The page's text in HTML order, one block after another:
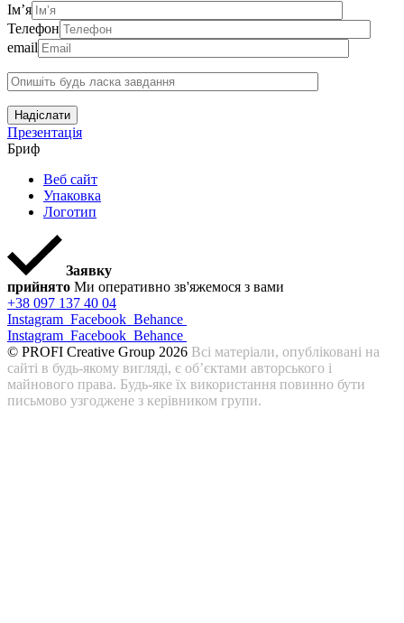
Ім’я
Телефон
email
Надіслати
Презентація
Бриф
Веб сайт
Упаковка
Логотип
Заявку
прийнято Ми оперативно зв'яжемося з вами
+38 097 137 40 04
Instagram Facebook Behance
Instagram Facebook Behance
© PROFI Creative Group 2026 Всі матеріали, опубліковані на
сайті в будь-якому вигляді, є об’єктами авторського і
майнового права. Будь-яке їх використання повинно бути
письмово узгоджене з керівником групи.